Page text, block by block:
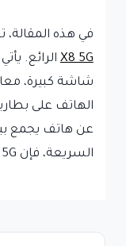
في هذه
X8 5G
شاشة كبيرة،
الهاتف على
عن هاتف يجمع
السريعة، فإن Honor X8 5G هو الخيار المثالي لك.